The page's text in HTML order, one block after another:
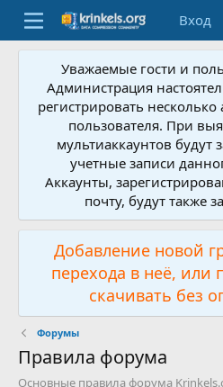
Вход
Уважаемые гости и
Администрация
регистрировать
пользователя. При
мультиаккаунтов будут
учетные записи
Аккаунты,
почту, будут также
Добавление новой
перехода в неё, или
скачивать без
Форумы
Правила форума
Основные правила форума